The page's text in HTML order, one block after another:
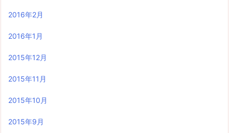
2016年2月
2016年1月
2015年12月
2015年11月
2015年10月
2015年9月